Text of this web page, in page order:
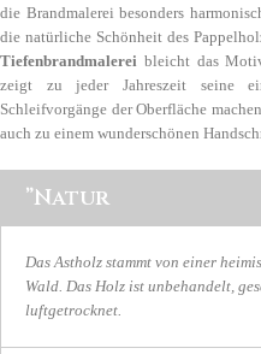
die Brandmalerei besonders
die natürliche Schönheit des
Tiefenbrandmalerei bleicht das
zeigt zu jeder Jahreszeit seine
Schleifvorgänge der Oberfläche
auch zu einem wunderschönen
”Natur
Das Astholz stammt von einer
Wald. Das Holz ist unbehandelt,
luftgetrocknet.